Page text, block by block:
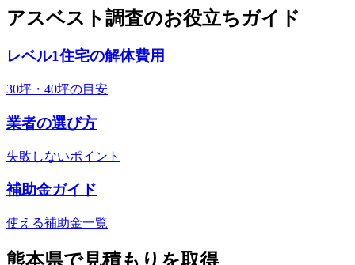
アスベスト調査のお役立ちガイド
レベル1住宅の解体費用
30坪・40坪の目安
業者の選び方
失敗しないポイント
補助金ガイド
使える補助金一覧
熊本県で見積もりを取得